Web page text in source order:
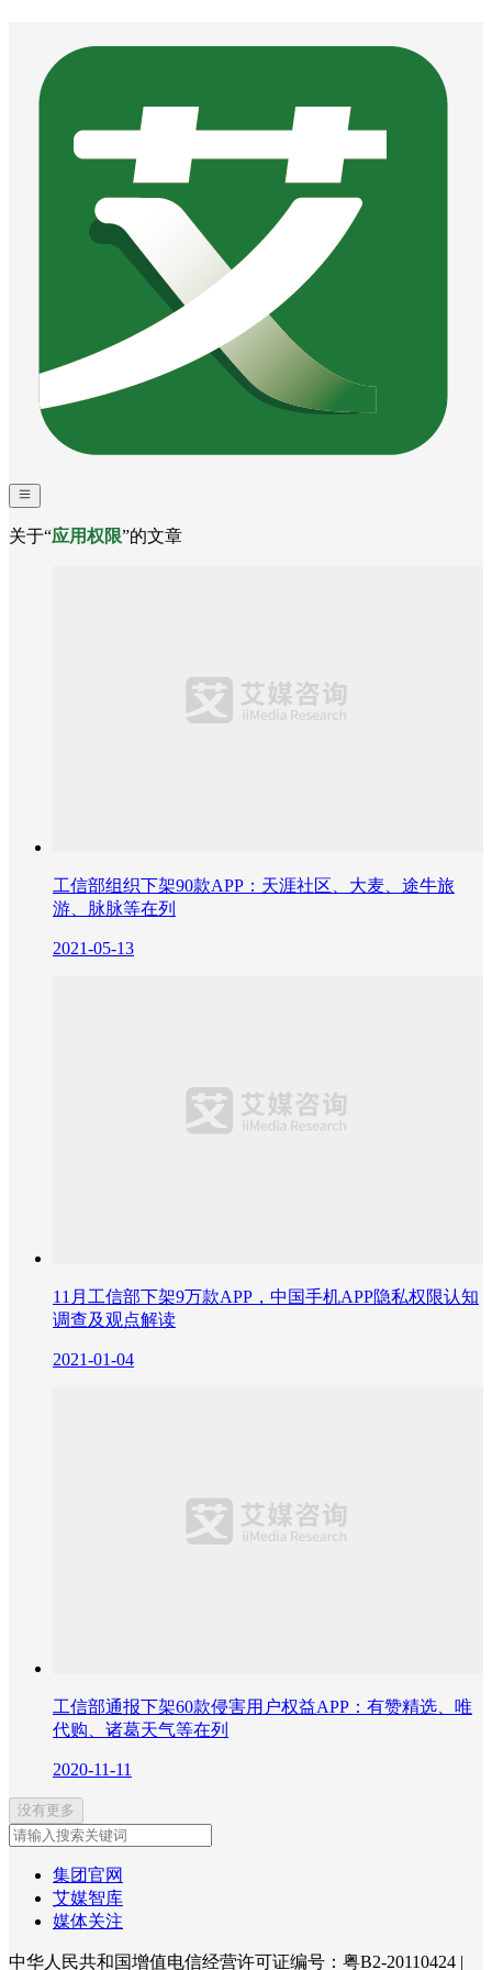
关于“应用权限”的文章
工信部组织下架90款APP：天涯社区、大麦、途牛旅
游、脉脉等在列
2021-05-13
11月工信部下架9万款APP，中国手机APP隐私权限认知
调查及观点解读
2021-01-04
工信部通报下架60款侵害用户权益APP：有赞精选、唯
代购、诸葛天气等在列
2020-11-11
没有更多
集团官网
艾媒智库
媒体关注
中华人民共和国增值电信经营许可证编号：粤B2-20110424 |